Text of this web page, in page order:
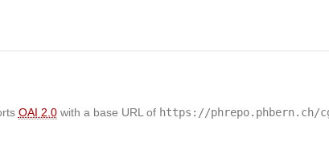
OAI 2.0with a base URL of https://phrepo.phbern.ch/